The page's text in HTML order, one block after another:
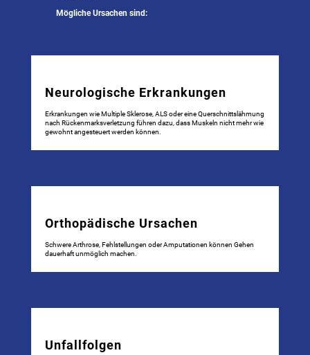
Mögliche Ursachen sind:
Neurologische Erkrankungen
Erkrankungen wie Multiple Sklerose, ALS oder eine Querschnittslähmung
nach Rückenmarksverletzung führen dazu, dass Muskeln nicht mehr wie
gewohnt angesteuert werden können.
Orthopädische Ursachen
Schwere Arthrose, Fehlstellungen oder Amputationen können Gehen
dauerhaft unmöglich machen.
Unfallfolgen